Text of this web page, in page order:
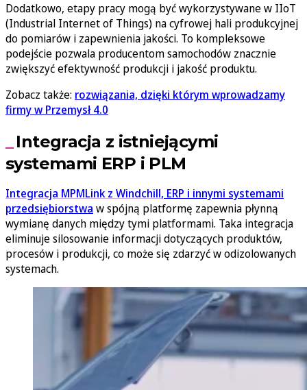
Dodatkowo, etapy pracy mogą być wykorzystywane w IIoT
(Industrial Internet of Things) na cyfrowej hali produkcyjnej
do pomiarów i zapewnienia jakości. To kompleksowe
podejście pozwala producentom samochodów znacznie
zwiększyć efektywność produkcji i jakość produktu.
Zobacz także: rozwiązania, dzięki którym wprowadzamy
firmy w Przemysł 4.0
Integracja z istniejącymi
systemami ERP i PLM
Integracja MPMLink z Windchill, ERP i innymi systemami
przedsiębiorstwa w spójną platformę zapewnia płynną
wymianę danych między tymi platformami. Taka integracja
eliminuje silosowanie informacji dotyczących produktów,
procesów i produkcji, co może się zdarzyć w odizolowanych
systemach.